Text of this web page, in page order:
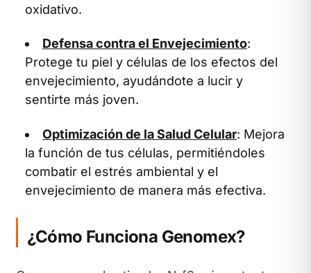
oxidativo.
Defensa contra el Envejecimiento:
Protege tu piel y células de los efectos del
envejecimiento, ayudándote a lucir y
sentirte más joven.
Optimización de la Salud Celular: Mejora
la función de tus células, permitiéndoles
combatir el estrés ambiental y el
envejecimiento de manera más efectiva.
¿Cómo Funciona Genomex?